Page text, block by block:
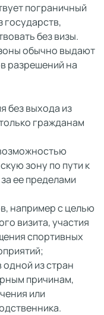
пограничный
государств,
без визы.
обычно выдают
разрешений на
без выхода из
гражданам
зону по пути к
ее пределами
например с целью
визита, участия
спортивных
одной из стран
причинам,
или